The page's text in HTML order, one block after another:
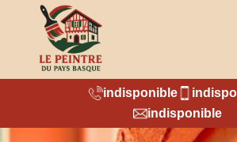
indisponible
indisponible